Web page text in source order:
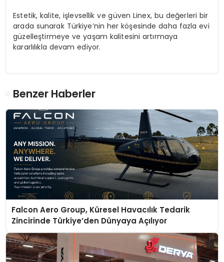
Estetik, kalite, işlevsellik ve güven Linex, bu değerleri bir
arada sunarak Türkiye’nin her köşesinde daha fazla evi
güzelleştirmeye ve yaşam kalitesini artırmaya
kararlılıkla devam ediyor.
Benzer Haberler
Falcon Aero Group, Küresel Havacılık Tedarik
Zincirinde Türkiye’den Dünyaya Açılıyor